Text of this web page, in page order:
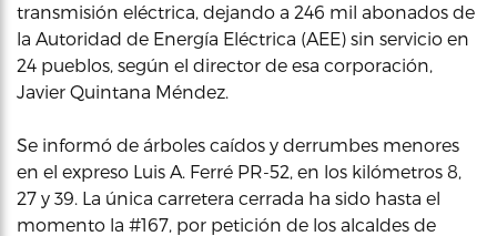
transmisión eléctrica, dejando a 246 mil abonados de
la Autoridad de Energía Eléctrica (AEE) sin servicio en
24 pueblos, según el director de esa corporación,
Javier Quintana Méndez.
Se informó de árboles caídos y derrumbes menores
en el expreso Luis A. Ferré PR-52, en los kilómetros 8,
27 y 39. La única carretera cerrada ha sido hasta el
momento la #167, por petición de los alcaldes de